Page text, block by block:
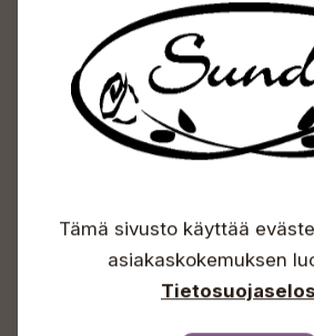
Sundin
Avoinna
Arkisin 09-18
Info & vaihde
+358 50 388 9592
Tämä sivusto käyttää
asiakaskokemuksen